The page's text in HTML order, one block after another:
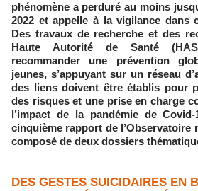
phénomène a perduré au moins
2022 et appelle à la vigilance dans
Des travaux de recherche et des
Haute Autorité de Santé
recommander une prévention
jeunes, s’appuyant sur un réseau
des liens doivent être établis pour
des risques et une prise en charge
l’impact de la pandémie de
cinquième rapport de l’Observatoire
composé de deux dossiers
DES GESTES SUICIDAIRES EN